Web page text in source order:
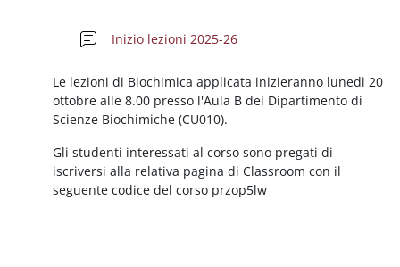
Inizio lezioni 2025-26
Le lezioni di Biochimica applicata inizieranno lunedì 20
ottobre alle 8.00 presso l'Aula B del Dipartimento di
Scienze Biochimiche (CU010).
Gli studenti interessati al corso sono pregati di
iscriversi alla relativa pagina di Classroom con il
seguente codice del corso przop5lw